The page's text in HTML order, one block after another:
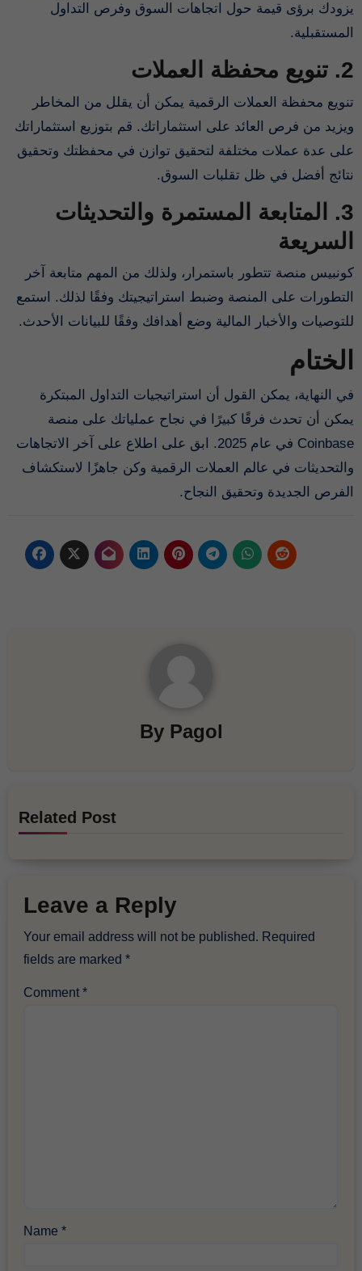
يزودك برؤى قيمة حول اتجاهات السوق وفرص التداول
المستقبلية.
2. تنويع محفظة العملات
تنويع محفظة العملات الرقمية يمكن أن يقلل من المخاطر
ويزيد من فرص العائد على استثماراتك. قم بتوزيع استثماراتك
على عدة عملات مختلفة لتحقيق توازن في محفظتك وتحقيق
نتائج أفضل في ظل تقلبات السوق.
3. المتابعة المستمرة والتحديثات
السريعة
كونبيس منصة تتطور باستمرار، ولذلك من المهم متابعة آخر
التطورات على المنصة وضبط استراتيجيتك وفقًا لذلك. استمع
للتوصيات والأخبار المالية وضع أهدافك وفقًا للبيانات الأحدث.
الختام
في النهاية، يمكن القول أن استراتيجيات التداول المبتكرة
يمكن أن تحدث فرقًا كبيرًا في نجاح عملياتك على منصة
Coinbase في عام 2025. ابق على اطلاع على آخر الاتجاهات
والتحديثات في عالم العملات الرقمية وكن جاهزًا لاستكشاف
الفرص الجديدة وتحقيق النجاح.
By Pagol
Related Post
Leave a Reply
Your email address will not be published. Required
fields are marked*
Comment*
Name*